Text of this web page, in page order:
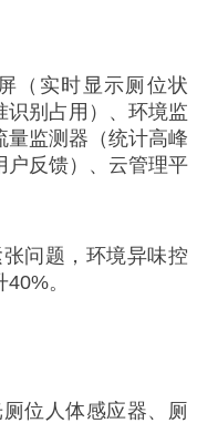
（实时显示厕位状
识别占用）、环境监
量监测器（统计高峰
户反馈）、云管理平
问题，环境异味控
。
位人体感应器、厕